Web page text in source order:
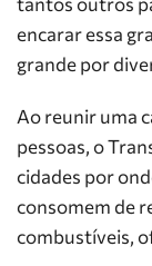
encarar essa
grande por
Ao reunir uma
pessoas, o
cidades por
consomem de
combustíveis,